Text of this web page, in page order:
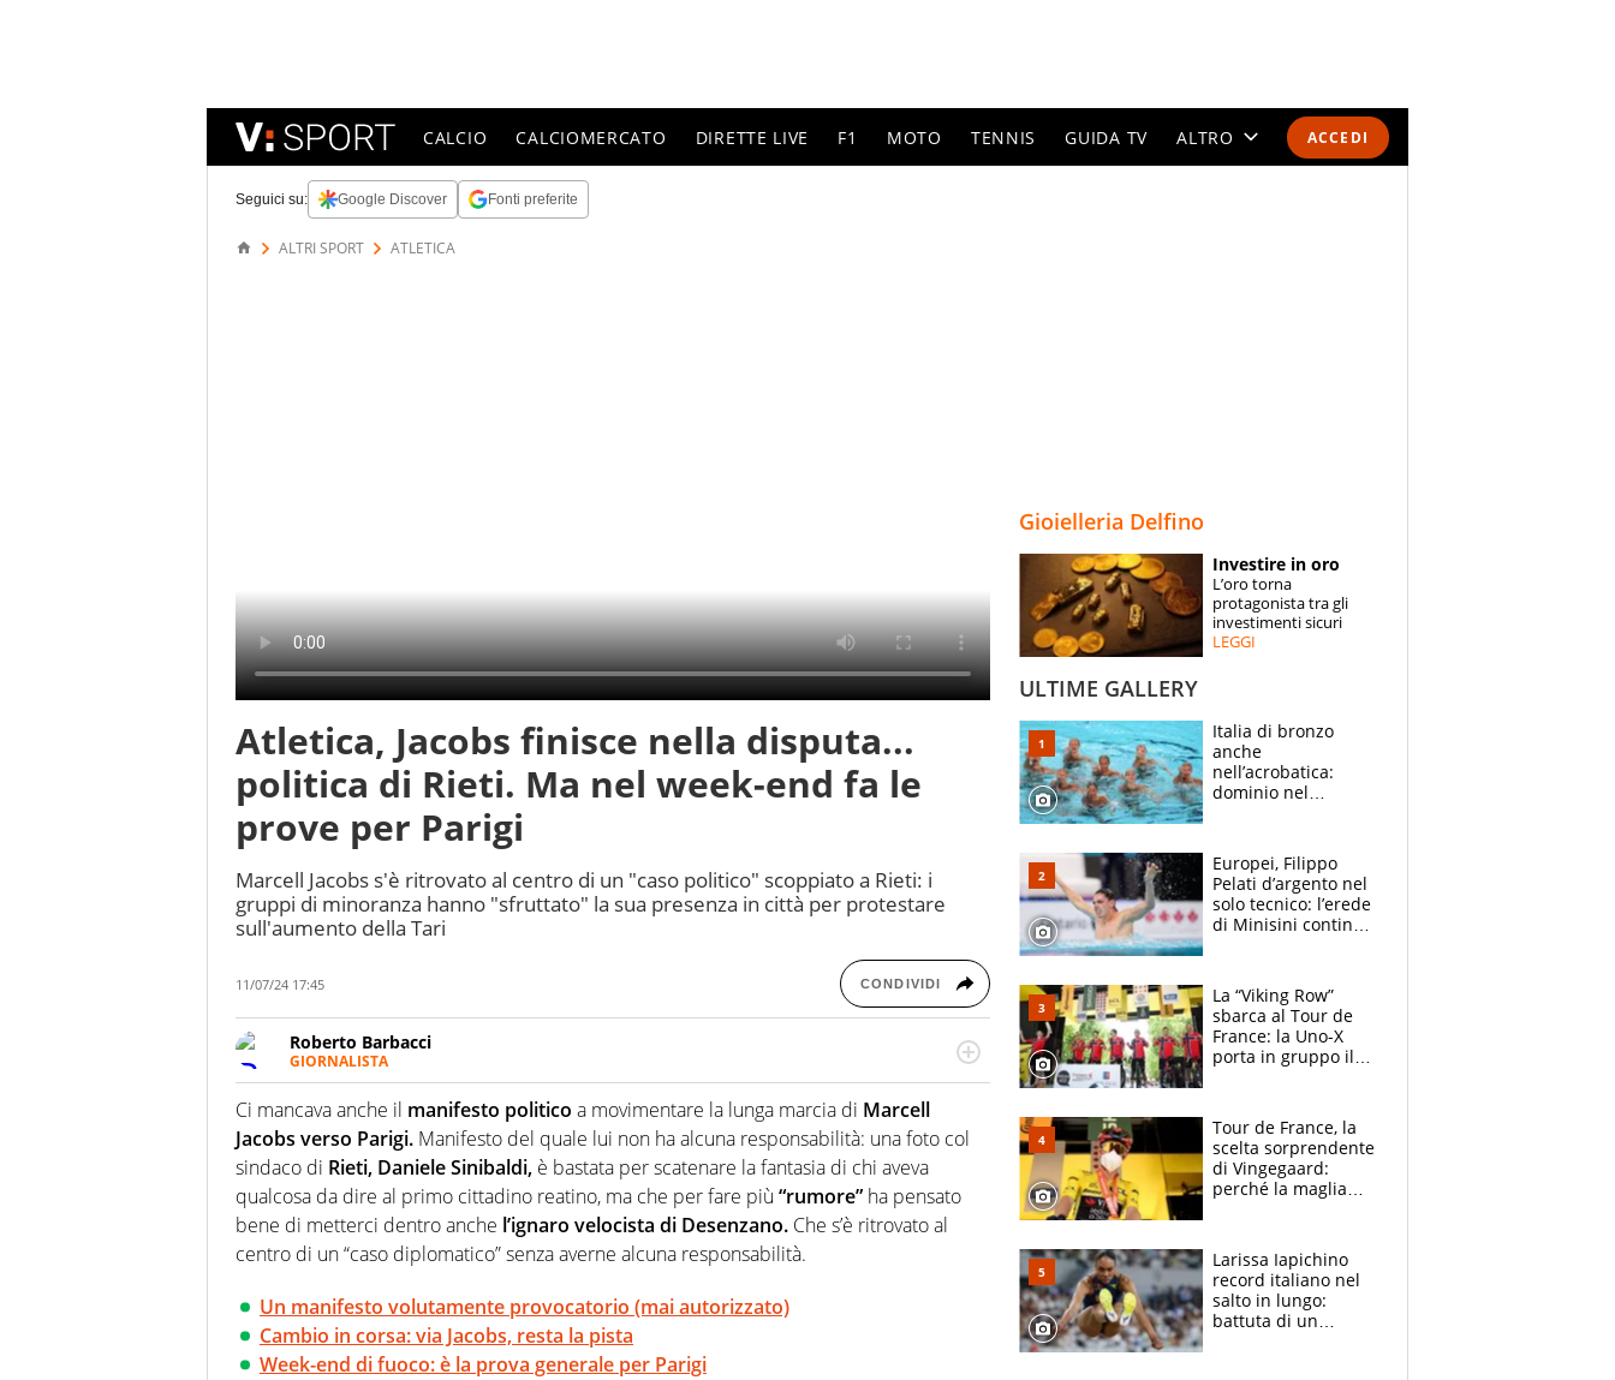
ACCEDI
CALCIO CALCIOMERCATO DIRETTE LIVE F1 MOTO TENNIS GUIDA TV ALTRO
SPECIALI
ESPERTI
Seguici su: Google Discover Fonti preferite
ALTRI SPORT ATLETICA
Atletica, Jacobs finisce nella disputa...
politica di Rieti. Ma nel week-end fa le
prove per Parigi
Marcell Jacobs s'è ritrovato al centro di un "caso politico" scoppiato a Rieti: i
gruppi di minoranza hanno "sfruttato" la sua presenza in città per protestare
sull'aumento della Tari
11/07/24 17:45 CONDIVIDI
Roberto Barbacci
GIORNALISTA
Giornalista (pubblicista) sportivo a tutto campo, è il tuttologo di Virgilio Sport. Provate a
chiedergli di boxe, di scherma, di volley o di curling: ve ne farà innamorare
Ci mancava anche il manifesto politico a movimentare la lunga marcia di Marcell
Jacobs verso Parigi. Manifesto del quale lui non ha alcuna responsabilità: una foto col
sindaco di Rieti, Daniele Sinibaldi, è bastata per scatenare la fantasia di chi aveva
qualcosa da dire al primo cittadino reatino, ma che per fare più “rumore” ha pensato
bene di metterci dentro anche l’ignaro velocista di Desenzano. Che s’è ritrovato al
centro di un “caso diplomatico” senza averne alcuna responsabilità.
Un manifesto volutamente provocatorio (mai autorizzato)
Cambio in corsa: via Jacobs, resta la pista
Week-end di fuoco: è la prova generale per Parigi
Gioielleria Delfino
Investire in oro
L’oro torna
protagonista tra gli
investimenti sicuri
LEGGI
ULTIME GALLERY
Italia di bronzo
anche
nell’acrobatica:
dominio nel
e compagni
continuare
Europei, Filippo
Pelati d’argento nel
solo tecnico: l’erede
di Minisini continua
mirino
La “Viking Row”
sbarca al Tour de
France: la Uno-X
porta in gruppo il
compagni
Tour de France, la
scelta sorprendente
di Vingegaard:
perché la maglia
rischio da evitare
Larissa Iapichino
record italiano nel
salto in lungo:
battuta di un